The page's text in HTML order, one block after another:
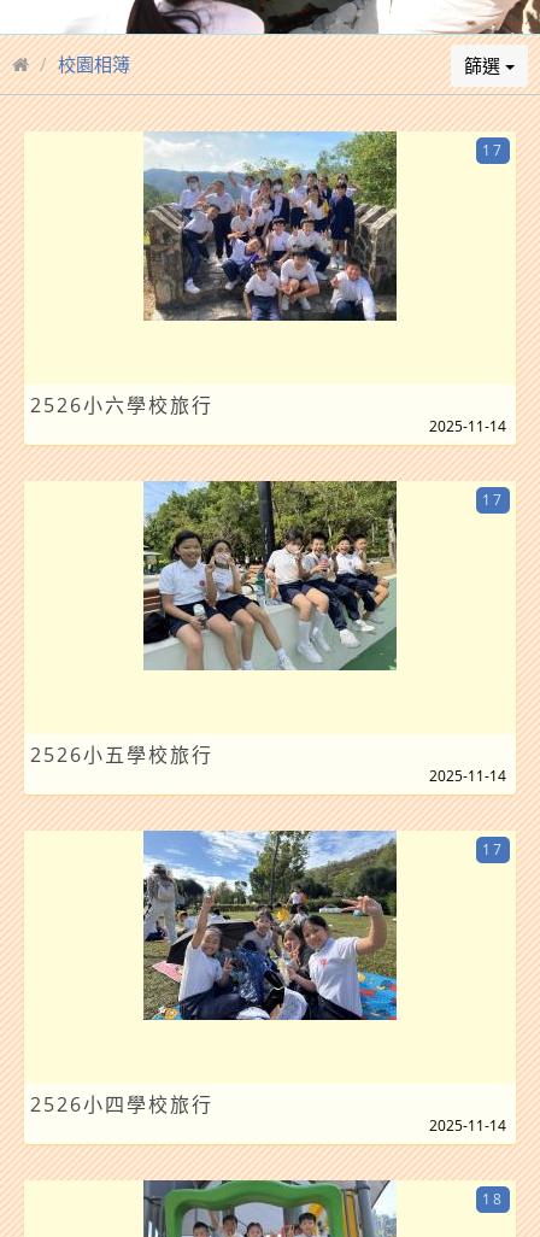
校園相簿 篩選
2526小六學校旅行
17
2025-11-14
2526小五學校旅行
17
2025-11-14
2526小四學校旅行
17
2025-11-14
18